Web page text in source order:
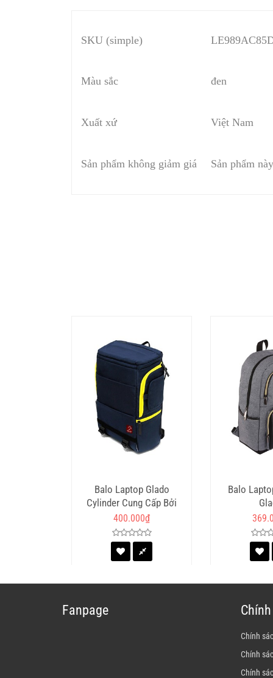
SKU (simple)
Màu sắc đen
Xuất xứ Việt Nam
Sản phẩm không giảm giá Sản phẩm
Balo Laptop Glado
Cylinder Cung Cấp Bởi
Glado
400.000₫
Balo
Fanpage
Chính
Chính
Chính